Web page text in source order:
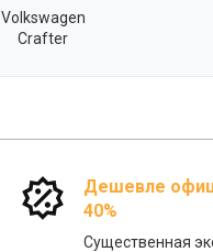
Volkswagen
Crafter
Дешевле
40%
Существенная